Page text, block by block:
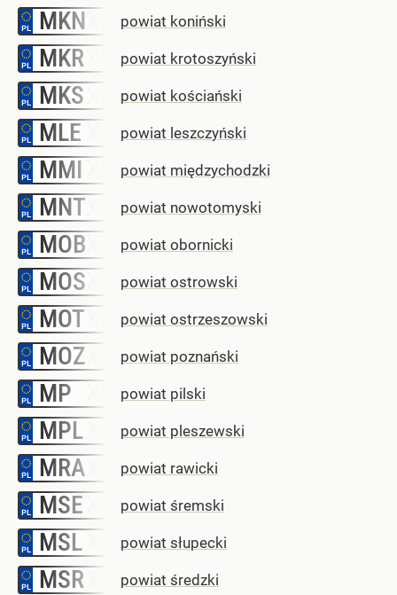
MKN powiat koniński
MKR powiat krotoszyński
MKS powiat kościański
MLE powiat leszczyński
MMI powiat międzychodzki
MNT powiat nowotomyski
MOB powiat obornicki
MOS powiat ostrowski
MOT powiat ostrzeszowski
MOZ powiat poznański
MP powiat pilski
MPL powiat pleszewski
MRA powiat rawicki
MSE powiat śremski
MSL powiat słupecki
MSR powiat średzki